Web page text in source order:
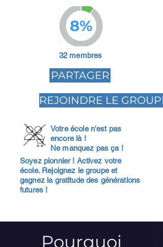
8%
32 membres
PARTAGER
REJOINDRE LE GROUPE
Votre école n'est pas
encore là !
Ne manquez pas ça !
Soyez pionnier ! Activez votre
école. Rejoignez le groupe et
gagnez la gratitude des générations
futures !
Pourquoi